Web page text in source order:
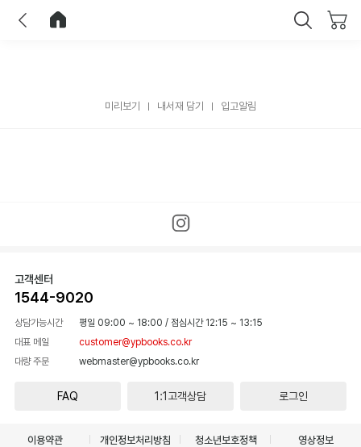
미리보기 내서재 담기 입고알림
고객센터
1544-9020
상담가능시간 평일 09:00 ~ 18:00 / 점심시간 12:15 ~ 13:15
대표 메일
customer@ypbooks.co.kr
대량 주문
webmaster@ypbooks.co.kr
FAQ 1:1고객상담 로그인
이용약관 개인정보처리방침 청소년보호정책 영상정보